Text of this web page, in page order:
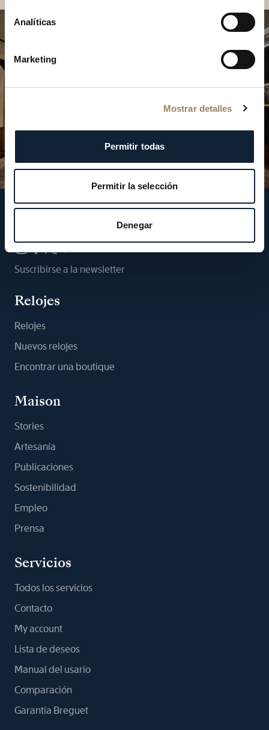
Analíticas
Marketing
Mostrar detalles
Permitir todas
Permitir la selección
Denegar
Suscribirse a la newsletter
Relojes
Relojes
Nuevos relojes
Encontrar una boutique
Maison
Stories
Artesanía
Publicaciones
Sostenibilidad
Empleo
Prensa
Servicios
Todos los servicios
Contacto
My account
Lista de deseos
Manual del usario
Comparación
Garantía Breguet